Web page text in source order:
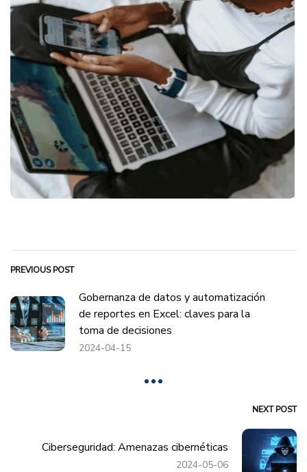
PREVIOUS POST
Gobernanza de datos y automatización
de reportes en Excel: claves para la
toma de decisiones
2024-04-15
NEXT POST
Ciberseguridad: Amenazas cibernéticas
2024-05-06